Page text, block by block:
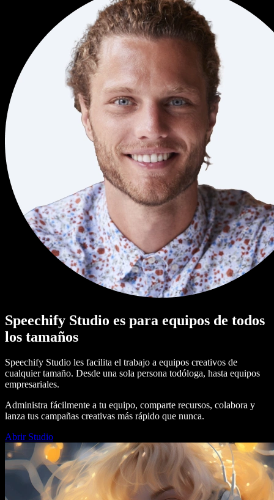
Speechify Studio es para equipos de todos
los tamaños
Speechify Studio les facilita el trabajo a equipos creativos de
cualquier tamaño. Desde una sola persona todóloga, hasta equipos
empresariales.
Administra fácilmente a tu equipo, comparte recursos, colabora y
lanza tus campañas creativas más rápido que nunca.
Abrir Studio